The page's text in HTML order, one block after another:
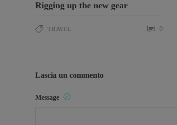
Rigging up the new gear
TRAVEL 0
Lascia un commento
Message